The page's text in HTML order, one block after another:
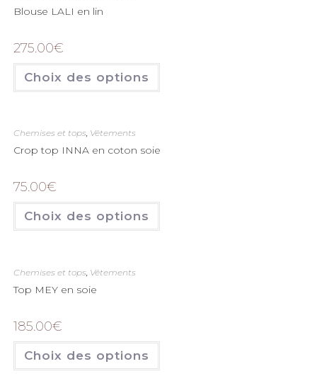
Blouse LALI en lin
275.00€
Choix des options
Chemises et tops, Vêtements
Crop top INNA en coton soie
75.00€
Choix des options
Chemises et tops Vêtements
Top MEY en soie
185.00€
Choix des options